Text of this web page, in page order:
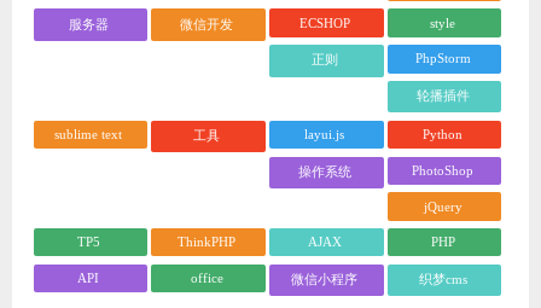
服务器 微信开发 ECSHOP style
正则 PhpStorm
轮播插件
sublime text 工具 layui.js Python
操作系统 PhotoShop
jQuery
TP5 ThinkPHP AJAX PHP
API office 微信小程序 织梦cms